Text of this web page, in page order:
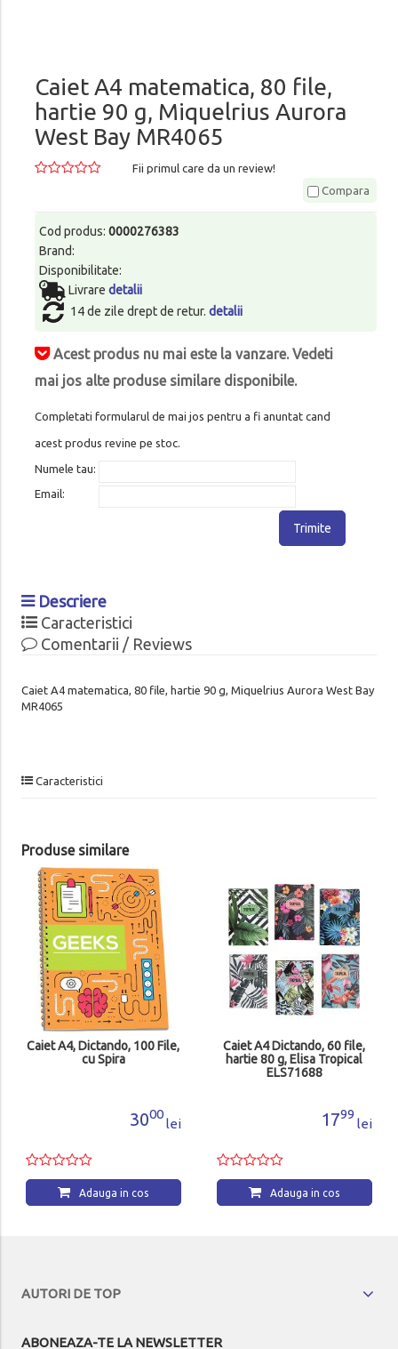
Caiet A4 matematica, 80 file,
hartie 90 g, Miquelrius Aurora
West Bay MR4065
Fii primul care da un review!
Compara
Cod produs: 0000276383
Brand:
Disponibilitate:
Livrare detalii
14 de zile drept de retur. detalii
Acest produs nu mai este la vanzare. Vedeti
mai jos alte produse similare disponibile.
Completati formularul de mai jos pentru a fi anuntat cand
acest produs revine pe stoc.
Numele tau:
Email:
Trimite
Descriere
Caracteristici
Comentarii / Reviews
Caiet A4 matematica, 80 file, hartie 90 g, Miquelrius Aurora West Bay
MR4065
Caracteristici
Produse similare
Caiet A4, Dictando, 100 File,
cu Spira
3000
lei
Adauga in cos
Caiet A4 Dictando, 60 file,
hartie 80 g, Elisa Tropical
ELS71688
1799
lei
Adauga in cos
AUTORI DE TOP
ABONEAZA-TE LA NEWSLETTER